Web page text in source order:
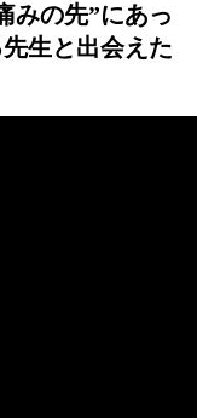
みの先”にあっ
生と出会えた